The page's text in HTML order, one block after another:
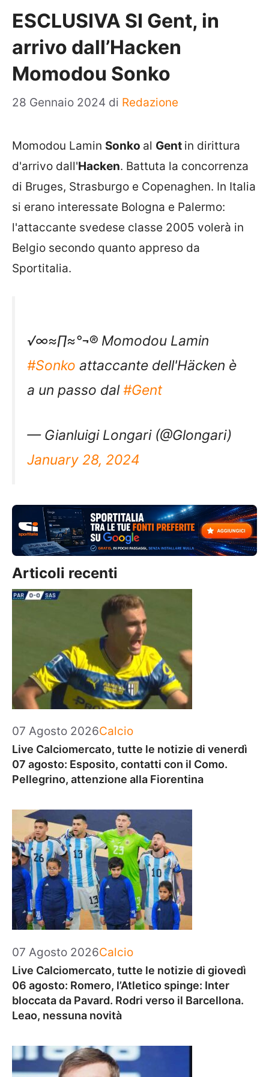
ESCLUSIVA SI Gent, in
arrivo dall’Hacken
Momodou Sonko
28 Gennaio 2024 di Redazione
Momodou Lamin Sonko al Gent in dirittura
d'arrivo dall'Hacken. Battuta la concorrenza
di Bruges, Strasburgo e Copenaghen. In Italia
si erano interessate Bologna e Palermo:
l'attaccante svedese classe 2005 volerà in
Belgio secondo quanto appreso da
Sportitalia.
√∞≈∏≈°¬® Momodou Lamin
#Sonko attaccante dell'Häcken è
a un passo dal#Gent
— Gianluigi Longari (@Glongari)
January 28, 2024
Articoli recenti
07 Agosto 2026Categorie
Calcio
Live Calciomercato, tutte le notizie di venerdì
07 agosto: Esposito, contatti con il Como.
Pellegrino, attenzione alla Fiorentina
07 Agosto 2026Categorie
Calcio
Live Calciomercato, tutte le notizie di giovedì
06 agosto: Romero, l’Atletico spinge: Inter
bloccata da Pavard. Rodri verso il Barcellona.
Leao, nessuna novità